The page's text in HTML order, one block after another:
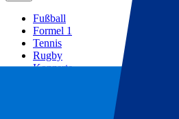
Fußball
Formel 1
Tennis
Rugby
Konzerte